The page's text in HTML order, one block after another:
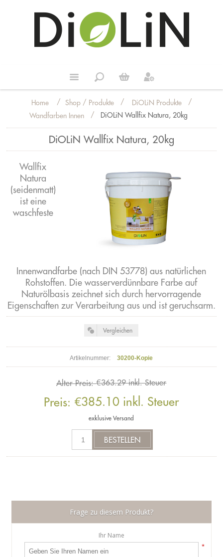
Home / Shop / Produkte / DiOLiN Produkte
/
Wandfarben Innen
/ DiOLiN Wallfix Natura, 20kg
DiOLiN Wallfix Natura, 20kg
Wallfix
Natura
(seidenmatt)
ist eine
waschfeste
Innenwandfarbe (nach DIN 53778) aus natürlichen
Rohstoffen. Die wasserverdünnbare Farbe auf
Naturölbasis zeichnet sich durch hervorragende
Eigenschaften zur Verarbeitung aus und ist geruchsarm.
Artikelnummer: 30200-Kopie
Alter Preis: €363.29 inkl. Steuer
Preis: €385.10 inkl. Steuer
exklusiveVersand
Frage zu diesem Produkt?
Ihr Name
*